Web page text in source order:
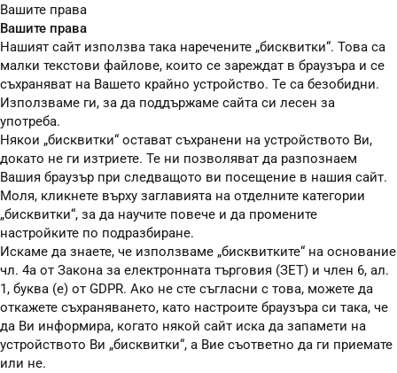
Вашите права
Вашите права
Нашият сайт използва така наречените „бисквитки“. Това са
малки текстови файлове, които се зареждат в браузъра и се
съхраняват на Вашето крайно устройство. Те са безобидни.
Използваме ги, за да поддържаме сайта си лесен за
употреба.
Някои „бисквитки“ остават съхранени на устройството Ви,
докато не ги изтриете. Те ни позволяват да разпознаем
Вашия браузър при следващото ви посещение в нашия сайт.
Моля, кликнете върху заглавията на отделните категории
„бисквитки“, за да научите повече и да промените
настройките по подразбиране.
Искаме да знаете, че използваме „бисквитките“ на основание
чл. 4а от Закона за електронната търговия (ЗЕТ) и член 6, ал.
1, буква (е) от GDPR. Ако не сте съгласни с това, можете да
откажете съхраняването, като настроите браузъра си така, че
да Ви информира, когато някой сайт иска да запамети на
устройството Ви „бисквитки“, а Вие съответно да ги приемате
или не.